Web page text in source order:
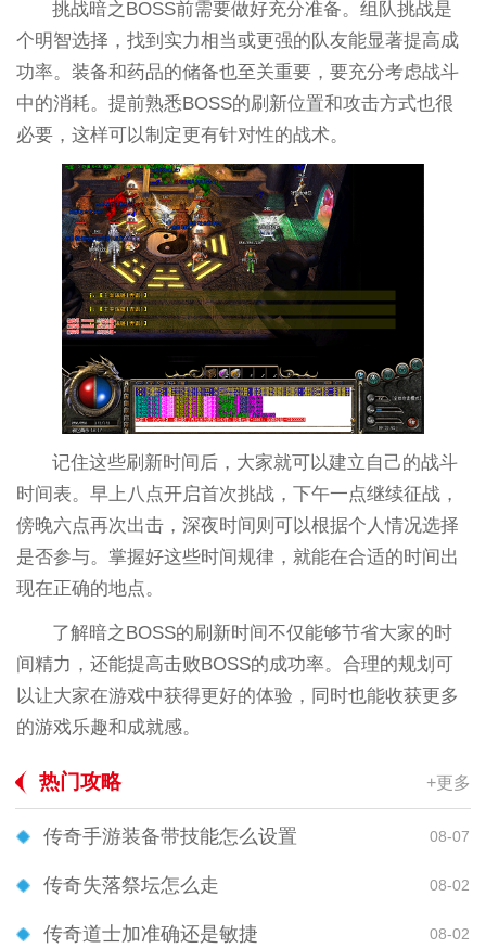
挑战暗之BOSS前需要做好充分准备。组队挑战是
个明智选择，找到实力相当或更强的队友能显著提高成
功率。装备和药品的储备也至关重要，要充分考虑战斗
中的消耗。提前熟悉BOSS的刷新位置和攻击方式也很
必要，这样可以制定更有针对性的战术。
记住这些刷新时间后，大家就可以建立自己的战斗
时间表。早上八点开启首次挑战，下午一点继续征战，
傍晚六点再次出击，深夜时间则可以根据个人情况选择
是否参与。掌握好这些时间规律，就能在合适的时间出
现在正确的地点。
了解暗之BOSS的刷新时间不仅能够节省大家的时
间精力，还能提高击败BOSS的成功率。合理的规划可
以让大家在游戏中获得更好的体验，同时也能收获更多
的游戏乐趣和成就感。
热门攻略 +更多
传奇手游装备带技能怎么设置 08-07
传奇失落祭坛怎么走 08-02
传奇道士加准确还是敏捷 08-02